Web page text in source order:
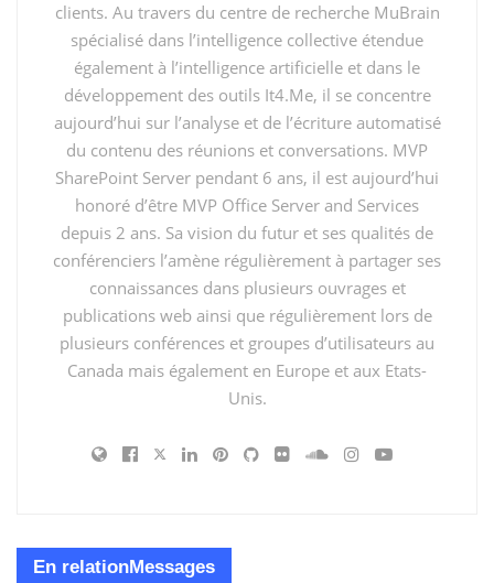
clients. Au travers du centre de recherche MuBrain
spécialisé dans l’intelligence collective étendue
également à l’intelligence artificielle et dans le
développement des outils It4.Me, il se concentre
aujourd’hui sur l’analyse et de l’écriture automatisé
du contenu des réunions et conversations. MVP
SharePoint Server pendant 6 ans, il est aujourd’hui
honoré d’être MVP Office Server and Services
depuis 2 ans. Sa vision du futur et ses qualités de
conférenciers l’amène régulièrement à partager ses
connaissances dans plusieurs ouvrages et
publications web ainsi que régulièrement lors de
plusieurs conférences et groupes d’utilisateurs au
Canada mais également en Europe et aux Etats-
Unis.
En relationMessages